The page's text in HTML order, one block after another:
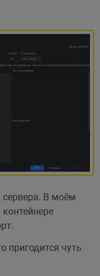
сервера. В моём
пригодится чуть